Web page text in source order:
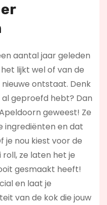
aantal jaar geleden
lijkt wel of van de
ontstaat. Denk
al geproefd hebt? Dan
geweest! Ze
ingrediënten en dat
je nou kiest voor de
roll, ze laten het je
gesmaakt heeft!
en laat je
van de kok die jouw